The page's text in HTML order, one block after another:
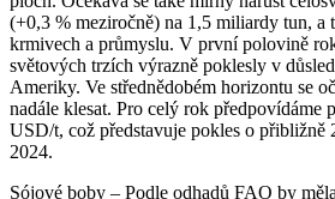
(+0,3 % meziročně) na 1,5 miliardy tun,
krmivech a průmyslu. V první polovině
světových trzích výrazně poklesly v
Ameriky. Ve střednědobém horizontu se
nadále klesat. Pro celý rok předpovídáme
USD/t, což představuje pokles o přibližně
2024.
Sójové boby – Podle odhadů FAO by